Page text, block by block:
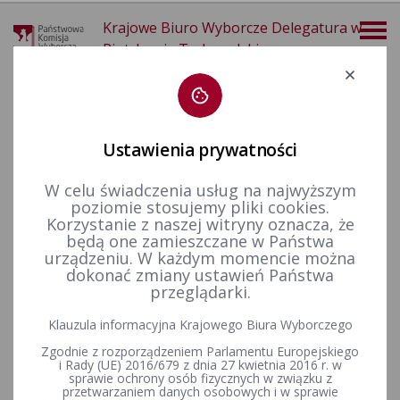
Krajowe Biuro Wyborcze Delegatura w
Piotrkowie Trybunalskim
Finansowanie kampanii wyborczych Wybory uzupełniające do Senatu RP 2013 - okręg nr 73
KOMUNIKAT PAŃSTWOWEJ KOMISJI WYBORCZEJ z dnia 5
komitetów wyborczych uczestniczących w wyborach
uzupełniających do Senatu Rzeczypospolitej Polskiej,
przeprowadzonych w dniu 21 kwietnia 2013 r.
Ustawienia prywatności
W celu świadczenia usług na najwyższym
poziomie stosujemy pliki cookies.
Korzystanie z naszej witryny oznacza, że
będą one zamieszczane w Państwa
urządzeniu. W każdym momencie można
dokonać zmiany ustawień Państwa
przeglądarki.
Klauzula informacyjna Krajowego Biura Wyborczego
Zgodnie z rozporządzeniem Parlamentu Europejskiego
i Rady (UE) 2016/679 z dnia 27 kwietnia 2016 r. w
sprawie ochrony osób fizycznych w związku z
przetwarzaniem danych osobowych i w sprawie